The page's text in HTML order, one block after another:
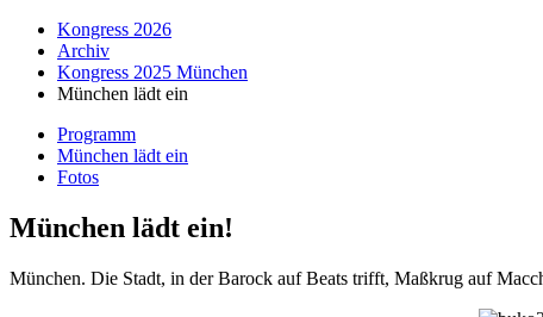
Kongress 2026
Archiv
Kongress 2025 München
München lädt ein
Programm
München lädt ein
Fotos
München lädt ein!
München. Die Stadt, in der Barock auf Beats trifft, Maßkrug auf